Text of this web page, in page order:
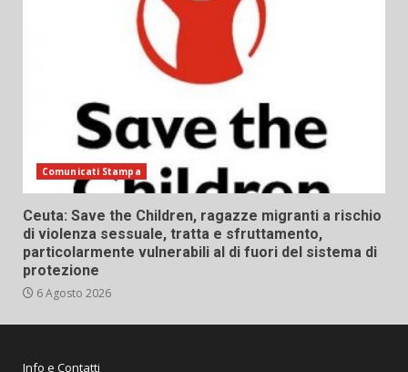
Comunicati Stampa
Ceuta: Save the Children, ragazze migranti a rischio
di violenza sessuale, tratta e sfruttamento,
particolarmente vulnerabili al di fuori del sistema di
protezione
6 Agosto 2026
Info e Contatti